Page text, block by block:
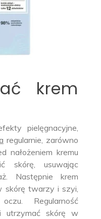
krem
pielęgnacyjne,
regularnie, zarówno
nałożeniem kremu
skórę, usuwając
Następnie krem
skórę twarzy i szyi,
Regularność
utrzymać skórę w